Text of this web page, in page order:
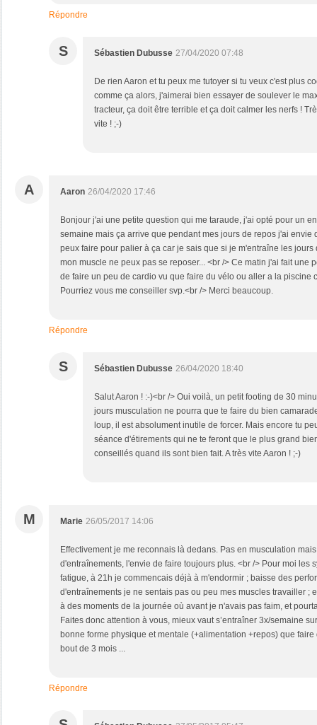
Répondre
S Sébastien Dubusse 27/04/2020 07:48
De rien Aaron et tu peux me tutoyer si tu veux c'est plus
comme ça alors, j'aimerai bien essayer de soulever le
tracteur, ça doit être terrible et ça doit calmer les nerfs !
vite ! ;-)
A Aaron 26/04/2020 17:46
Bonjour j'ai une petite question qui me taraude, j'ai opté pour un
semaine mais ça arrive que pendant mes jours de repos j'ai envie
peux faire pour palier à ça car je sais que si je m'entraîne les jours
mon muscle ne peux pas se reposer... <br /> Ce matin j'ai fait une
de faire un peu de cardio vu que faire du vélo ou aller a la piscine
Pourriez vous me conseiller svp.<br /> Merci beaucoup.
Répondre
S Sébastien Dubusse 26/04/2020 18:40
Salut Aaron ! :-)<br /> Oui voilà, un petit footing de 30
jours musculation ne pourra que te faire du bien
loup, il est absolument inutile de forcer. Mais encore tu
séance d'étirements qui ne te feront que le plus grand
conseillés quand ils sont bien fait. A très vite Aaron ! ;-)
M Marie 26/05/2017 14:06
Effectivement je me reconnais là dedans. Pas en musculation
d'entraînements, l'envie de faire toujours plus. <br /> Pour moi les
fatigue, à 21h je commencais déjà à m'endormir ; baisse des
d'entraînements je ne sentais pas ou peu mes muscles travailler ;
à des moments de la journée où avant je n'avais pas faim, et
Faites donc attention à vous, mieux vaut s’entraîner 3x/semaine
bonne forme physique et mentale (+alimentation +repos) que
bout de 3 mois ...
Répondre